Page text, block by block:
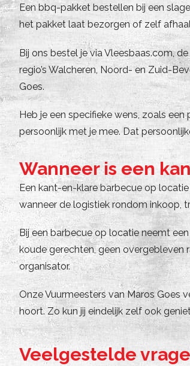
Een bbq-pakket bestellen bij een
het pakket laat bezorgen of zelf
Bij ons bestel je via Vleesbaas.com,
regio’s Walcheren, Noord- en Zuid-
Goes.
Heb je een specifieke wens, zoals
persoonlijk met je mee. Dat
Wanneer is een
Een kant-en-klare barbecue op
wanneer de logistiek rondom inkoop,
Bij een barbecue op locatie neemt
koude gerechten, geen overgebleven
organisator.
Onze Vuurmeesters van Maros Goes
hoort. Zo kun jij eindelijk zelf ook
Veelgestelde